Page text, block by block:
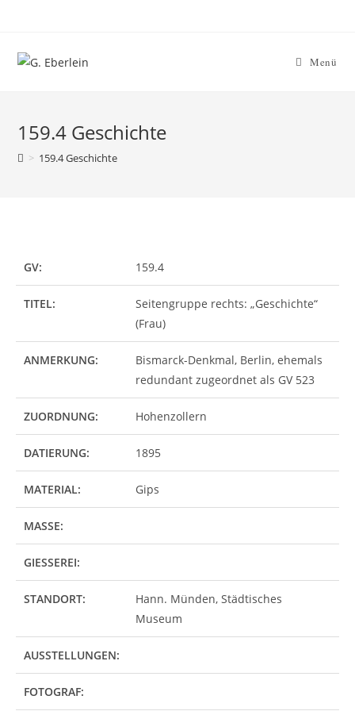
Menü
159.4 Geschichte
> 159.4 Geschichte
GV: 159.4
TITEL:
Seitengruppe rechts: „Geschichte“
(Frau)
ANMERKUNG:
Bismarck-Denkmal, Berlin, ehemals
redundant zugeordnet als GV 523
ZUORDNUNG: Hohenzollern
DATIERUNG: 1895
MATERIAL: Gips
MASSE:
GIESSEREI:
STANDORT:
Hann. Münden, Städtisches
Museum
AUSSTELLUNGEN:
FOTOGRAF: